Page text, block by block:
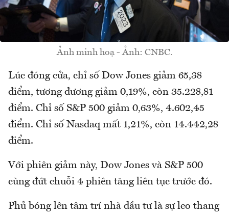
Ảnh minh hoạ - Ảnh: CNBC.
Lúc đóng cửa, chỉ số Dow Jones giảm 65,38
điểm, tương đương giảm 0,19%, còn 35.228,81
điểm. Chỉ số S&P 500 giảm 0,63%, 4.602,45
điểm. Chỉ số Nasdaq mất 1,21%, còn 14.442,28
điểm.
Với phiên giảm này, Dow Jones và S&P 500
cùng đứt chuỗi 4 phiên tăng liên tục trước đó.
Phủ bóng lên tâm trí nhà đầu tư là sự leo thang